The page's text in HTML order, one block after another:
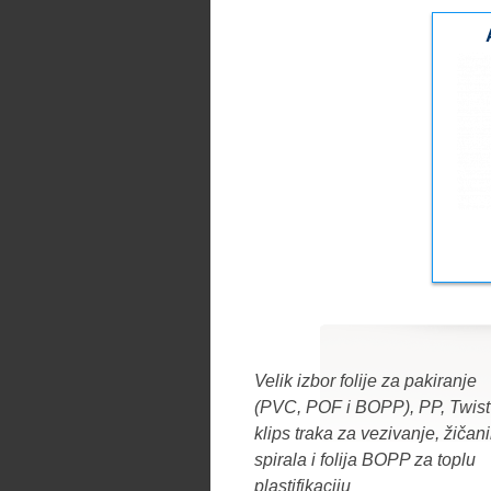
Velik izbor folije za pakiranje
(PVC, POF i BOPP), PP,
klips traka za vezivanje,
spirala i folija BOPP za toplu
plastifikaciju